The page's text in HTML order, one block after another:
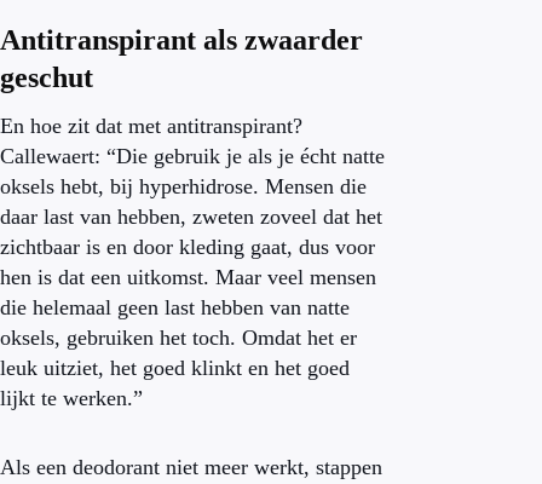
Antitranspirant als zwaarder
geschut
En hoe zit dat met antitranspirant?
Callewaert: “Die gebruik je als je écht natte
oksels hebt, bij hyperhidrose. Mensen die
daar last van hebben, zweten zoveel dat het
zichtbaar is en door kleding gaat, dus voor
hen is dat een uitkomst. Maar veel mensen
die helemaal geen last hebben van natte
oksels, gebruiken het toch. Omdat het er
leuk uitziet, het goed klinkt en het goed
lijkt te werken.”
Als een deodorant niet meer werkt, stappen